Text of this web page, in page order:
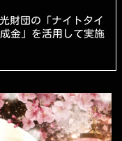
財団の「ナイトタイ
金」を活用して実施